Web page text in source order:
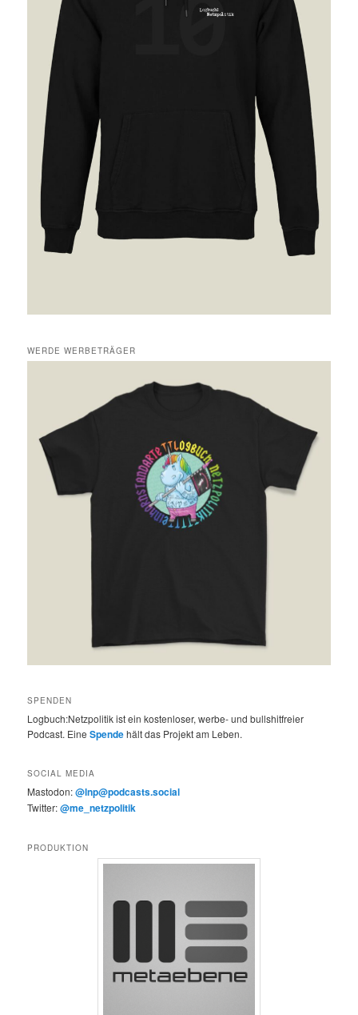
WERDE WERBETRÄGER
SPENDEN
Logbuch:Netzpolitik ist ein kostenloser, werbe- und bullshitfreier
Podcast. EineSpendehält das Projekt am Leben.
SOCIAL MEDIA
Mastodon:@lnp@podcasts.social
Twitter:@me_netzpolitik
PRODUKTION